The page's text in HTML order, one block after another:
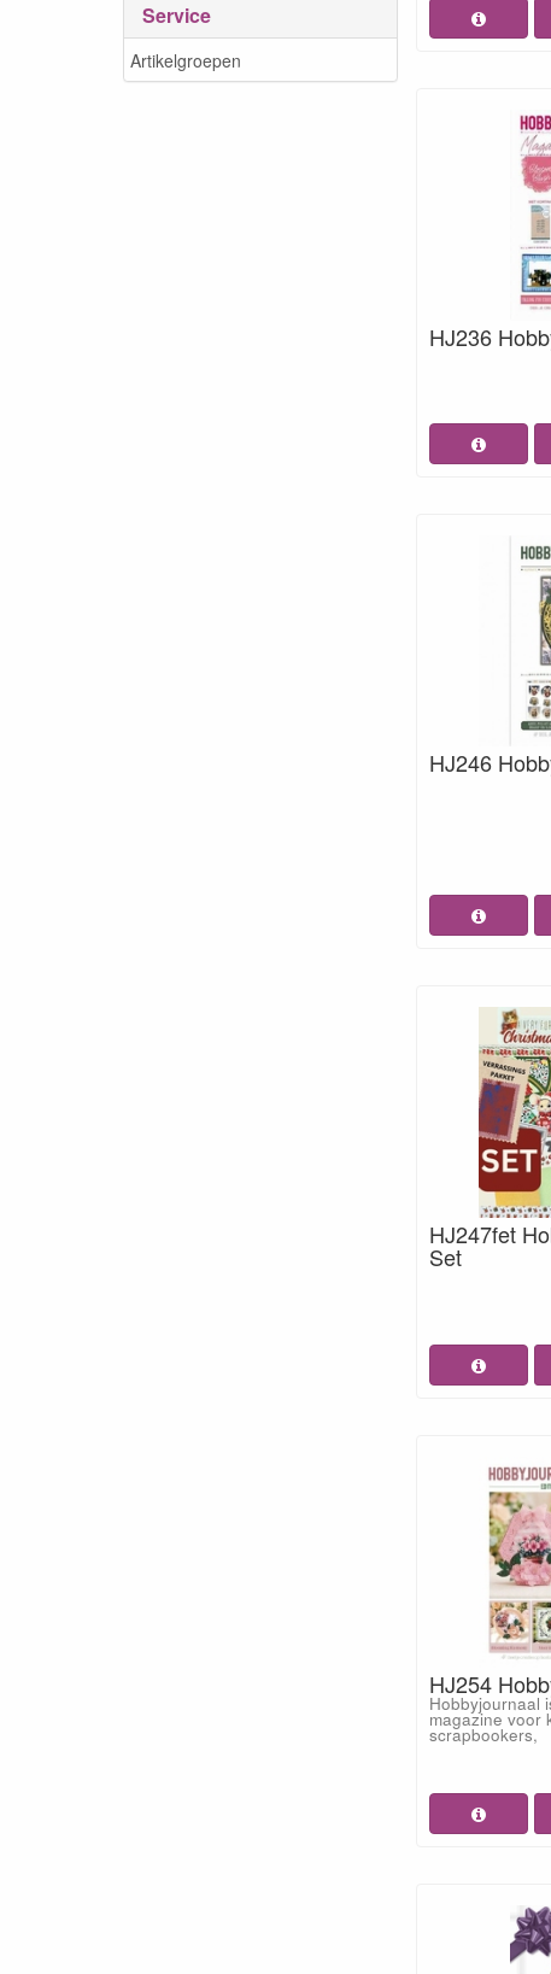
HJ236
HJ246
HJ247fet
Set
HJ254
Hobbyjournaal
magazine voor
scrapbookers,
Service
Artikelgroepen